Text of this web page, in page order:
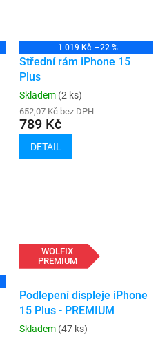
1 019 Kč –22 %
Střední rám iPhone 15
Plus
Skladem (2 ks)
652,07 Kč bez DPH
789 Kč
DETAIL
WOLFIX
PREMIUM
Podlepení displeje iPhone
15 Plus - PREMIUM
Skladem (47 ks)